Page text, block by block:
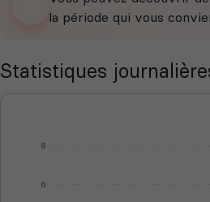
la période qui vous
Statistiques
6
8